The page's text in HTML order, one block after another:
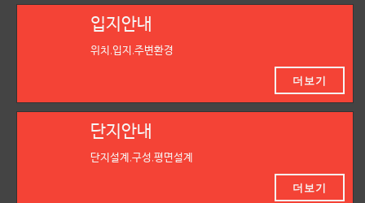
입지안내
위치,입지,주변환경
더보기
단지안내
단지설계,구성,평면설계
더보기